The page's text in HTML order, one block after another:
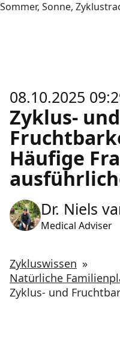
Sommer, Sonne,
08.10.2025
Zyklus- und
Häufige
Dr. Niels
Medical Adviser
Zykluswissen »
Natürliche
Zyklus- und